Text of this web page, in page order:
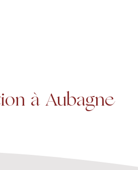
à Aubagne